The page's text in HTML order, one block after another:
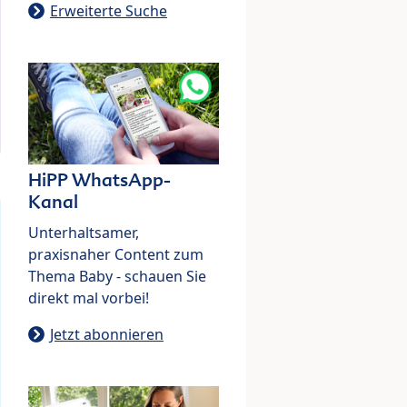
Erweiterte Suche
HiPP WhatsApp-
Kanal
Unterhaltsamer,
praxisnaher Content zum
Thema Baby - schauen Sie
direkt mal vorbei!
Jetzt abonnieren